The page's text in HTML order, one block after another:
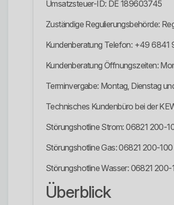
Umsatzsteuer-ID: DE 189603745
Zuständige Regulierungsbehörde:
Kundenberatung Telefon: +49 6841
Kundenberatung Öffnungszeiten:
Terminvergabe: Montag, Dienstag
Technisches Kundenbüro bei der
Störungshotline Strom: 06821 200-
Störungshotline Gas: 06821 200-100
Störungshotline Wasser: 06821 200-
Überblick